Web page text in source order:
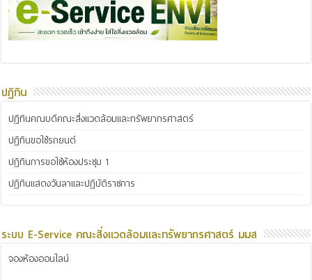
ปฏิทิน
ปฏิทินคณบดีคณะสิ่งแวดล้อมและทรัพยากรศาสตร์
ปฏิทินขอใช้รถยนต์
ปฏิทินการขอใช้ห้องประชุม 1
ปฏิทินแสดงวันลาและปฏิบัติราชการ
ระบบ E-Service คณะสิ่งแวดล้อมและทรัพยากรศาสตร์ มมส
จองห้องออนไลน์